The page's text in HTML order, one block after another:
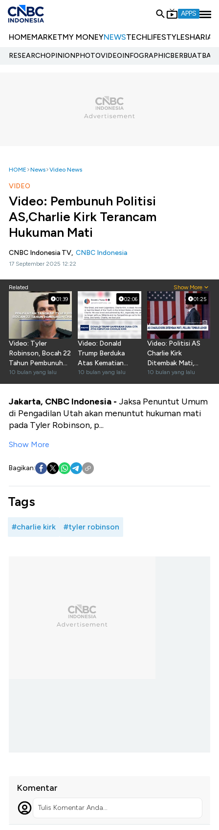
APPS
HOMEMARKETMY MONEYNEWSTECHLIFESTYLESHARIA
RESEARCHOPINIONPHOTOVIDEOINFOGRAPHIC
HOME News Video News
VIDEO
Video: Pembunuh Politisi
AS,Charlie Kirk Terancam
Hukuman Mati
CNBC Indonesia TV, CNBC Indonesia
17 September 2025 12:22
Related Show More
01:39
Video: Tyler
Robinson, Bocah 22
Tahun Pembunuh
Charlie Kirk
Ditangkap
10 bulan yang lalu
02:06
Video: Donald
Trump Berduka
Atas Kematian
Politisi AS, Charlie
Kirk
10 bulan yang lalu
01:25
Video: Politisi AS
Charlie Kirk
Ditembak Mati,
Peluru Tembus
Leher
10 bulan yang lalu
Jakarta, CNBC Indonesia - Jaksa Penuntut Umum
di Pengadilan Utah akan menuntut hukuman mati
pada Tyler Robinson, p...
Show More
Bagikan:
Tags
#charlie kirk #tyler robinson
Komentar
Tulis Komentar Anda...